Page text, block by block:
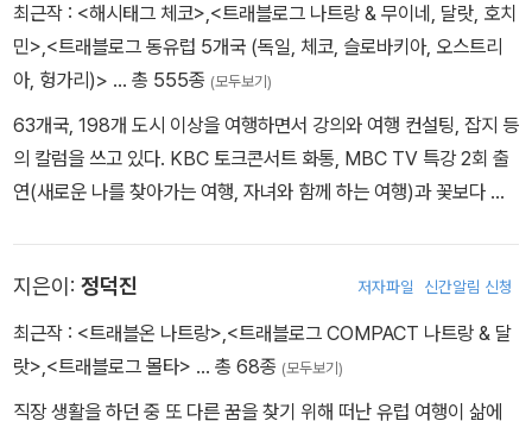
최근작 : <해시태그 체코>,<트래블로그 나트랑 & 무이네, 달랏, 호치
민>,<트래블로그 동유럽 5개국 (독일, 체코, 슬로바키아, 오스트리
아, 헝가리)> … 총 555종 (모두보기)
63개국, 198개 도시 이상을 여행하면서 강의와 여행 컨설팅, 잡지 등
의 칼럼을 쓰고 있다. KBC 토크콘서트 화통, MBC TV 특강 2회 출
연(새로운 나를 찾아가는 여행, 자녀와 함께 하는 여행)과 꽃보다 청
여행 강의로 인기를 높이고 있으며 "해시태그" 여행시리즈를 집필하
고 있다. 저서로 아이슬란드, 블라디보스토크, 베트남, 폴란드, 하노
이, 산티아고 순례길 등이 출간되었고 북유럽, 이탈리아, 남프랑스 등
지은이: 정덕진 저자파일 신간알림 신청
최근작 : <트래블온 나트랑>,<트래블로그 COMPACT 나트랑 & 달
랏>,<트래블로그 몰타> … 총 68종 (모두보기)
직장 생활을 하던 중 또 다른 꿈을 찾기 위해 떠난 유럽 여행이 삶에